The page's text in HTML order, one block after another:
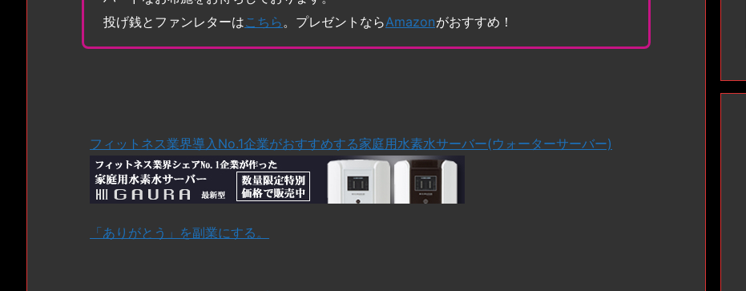
投げ銭とファンレターはこちら 。プレゼントならAmazonがおすすめ！
フィットネス業界導入No.1企業がおすすめする家庭用水素水サーバー(ウォーターサーバー)
「ありがとう」を副業にする。